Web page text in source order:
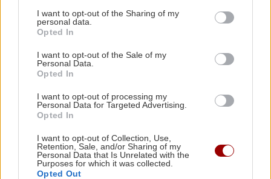
I want to opt-out of the Sharing of my
personal data.
Opted In
I want to opt-out of the Sale of my
Personal Data.
Opted In
I want to opt-out of processing my
Personal Data for Targeted Advertising.
Opted In
I want to opt-out of Collection, Use,
Retention, Sale, and/or Sharing of my
Personal Data that Is Unrelated with the
Purposes for which it was collected.
Opted Out
Η Βουδαπέστη χαμηλώνει τα φώτα σε μνημεία
και ιστορικά κτίρια για να εξοικονομήσει
ενέργεια
ΕΛΛΑΔΑ
περιοχή γυρίζει σελίδα
ΑΘΛΗΤΙΚΑ
Europa League: Η Άντερλεχτ νίκησε 1-
0 τον ΠΑΟΚ στην Τούμπα κι όλα θα
κριθούν στις Βρυξέλλες